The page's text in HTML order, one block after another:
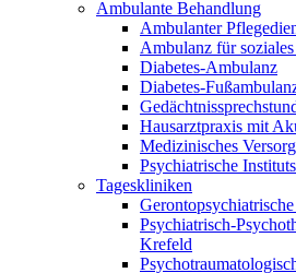
Ambulante Behandlung
Ambulanter
Ambulanz für
Diabetes-Ambulanz
Diabetes-
Hausarztpraxis mit
Medizinisches
Psychiatrische
Tageskliniken
Psychiatrisch-
Krefeld